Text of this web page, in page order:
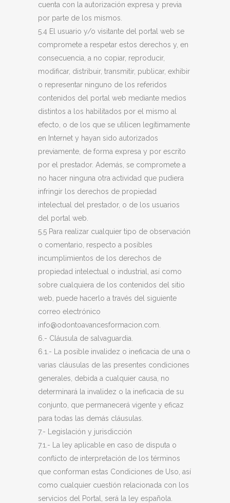
cuenta con la autorización expresa y previa
por parte de los mismos.
5.4 El usuario y/o visitante del portal web se
compromete a respetar estos derechos y, en
consecuencia, a no copiar, reproducir,
modificar, distribuir, transmitir, publicar, exhibir
o representar ninguno de los referidos
contenidos del portal web mediante medios
distintos a los habilitados por el mismo al
efecto, o de los que se utilicen legítimamente
en Internet y hayan sido autorizados
previamente, de forma expresa y por escrito
por el prestador. Además, se compromete a
no hacer ninguna otra actividad que pudiera
infringir los derechos de propiedad
intelectual del prestador, o de los usuarios
del portal web.
5.5 Para realizar cualquier tipo de observación
o comentario, respecto a posibles
incumplimientos de los derechos de
propiedad intelectual o industrial, así como
sobre cualquiera de los contenidos del sitio
web, puede hacerlo a través del siguiente
correo electrónico
info@odontoavancesformacion.com.
6.- Cláusula de salvaguardia.
6.1.- La posible invalidez o ineficacia de una o
varias cláusulas de las presentes condiciones
generales, debida a cualquier causa, no
determinará la invalidez o la ineficacia de su
conjunto, que permanecerá vigente y eficaz
para todas las demás cláusulas.
7.- Legislación y jurisdicción
7.1.- La ley aplicable en caso de disputa o
conflicto de interpretación de los términos
que conforman estas Condiciones de Uso, así
como cualquier cuestión relacionada con los
servicios del Portal, será la ley española.